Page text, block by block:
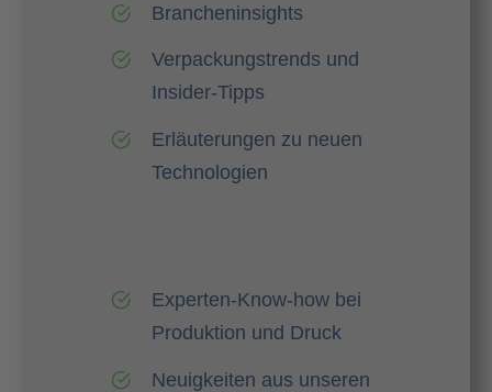
Brancheninsights
Verpackungstrends und
Insider-Tipps
Erläuterungen zu neuen
Technologien
Experten-Know-how bei
Produktion und Druck
Neuigkeiten aus unseren